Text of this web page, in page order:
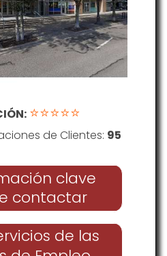
⭐⭐⭐⭐⭐
de Clientes: 95
clave
contactar
de las